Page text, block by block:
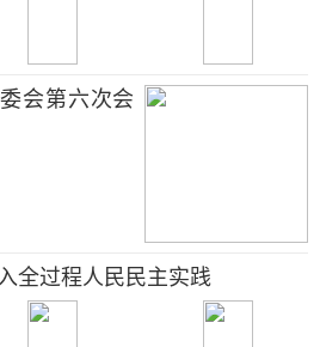
会第六次会
全过程人民民主实践